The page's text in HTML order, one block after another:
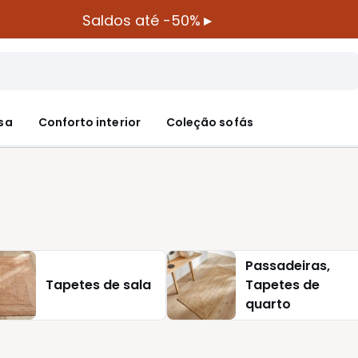
Saldos até -50% ▸
Conforto interior Coleção sofás
Tapetes de sala
Passadeiras,
Tapetes de
quarto